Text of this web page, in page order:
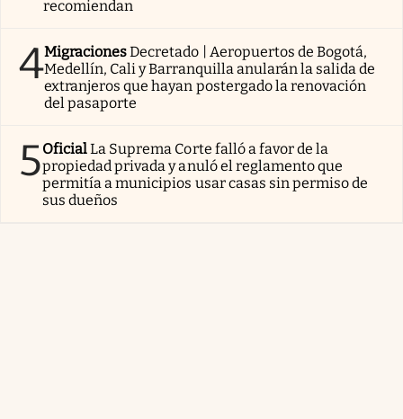
recomiendan
4MigracionesDecretado | Aeropuertos de Bogotá,
Medellín, Cali y Barranquilla anularán la salida de
extranjeros que hayan postergado la renovación
del pasaporte
5OficialLa Suprema Corte falló a favor de la
propiedad privada y anuló el reglamento que
permitía a municipios usar casas sin permiso de
sus dueños